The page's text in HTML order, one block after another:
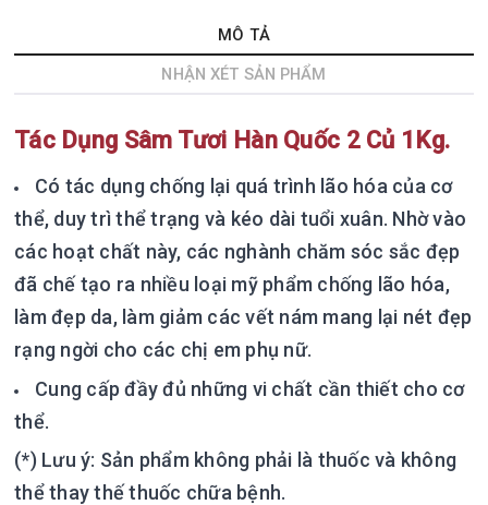
MÔ TẢ
NHẬN XÉT SẢN PHẨM
Tác Dụng Sâm Tươi Hàn Quốc 2 Củ 1Kg.
Có tác dụng chống lại quá trình lão hóa của cơ
thể, duy trì thể trạng và kéo dài tuổi xuân. Nhờ vào
các hoạt chất này, các nghành chăm sóc sắc đẹp
đã chế tạo ra nhiều loại mỹ phẩm chống lão hóa,
làm đẹp da, làm giảm các vết nám mang lại nét đẹp
rạng ngời cho các chị em phụ nữ.
Cung cấp đầy đủ những vi chất cần thiết cho cơ
thể.
(*) Lưu ý: Sản phẩm không phải là thuốc và không
thể thay thế thuốc chữa bệnh.